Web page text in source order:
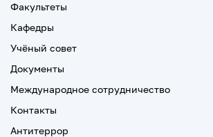
Факультеты
Кафедры
Учёный совет
Документы
Международное сотрудничество
Контакты
Антитеррор